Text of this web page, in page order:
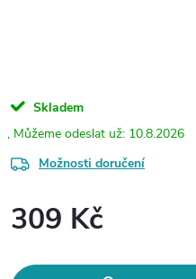
Skladem
10.8.2026
Možnosti doručení
309 Kč